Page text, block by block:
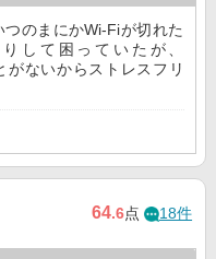
のまにかWi-Fiが切れた
して困っていたが、
がないからストレスフリ
64.6点 18件